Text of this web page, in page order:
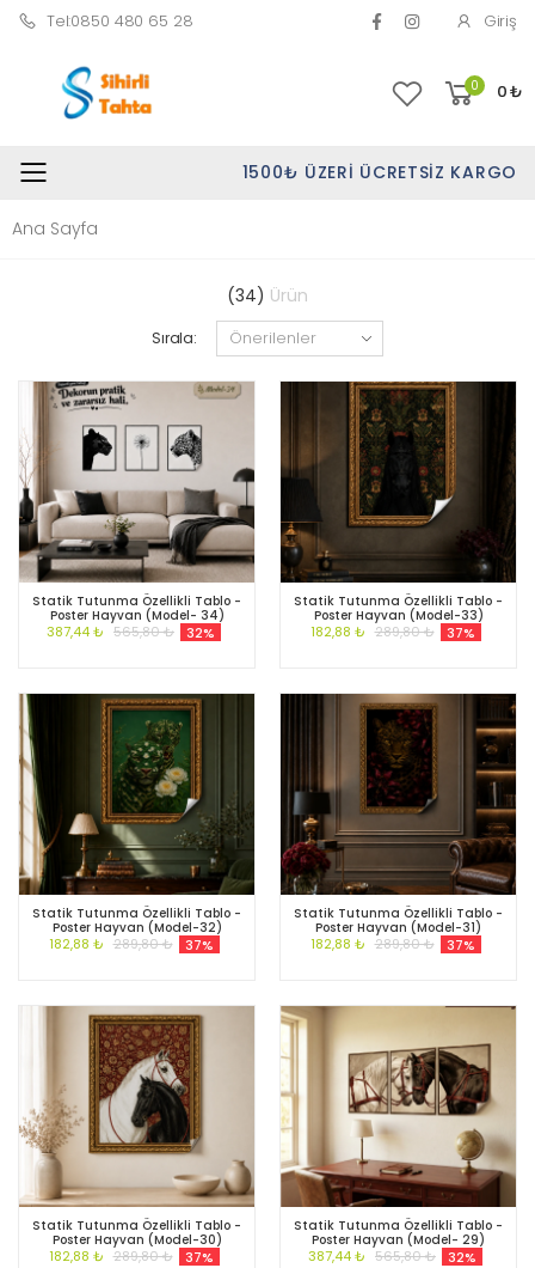
Tel:0850 480 65 28 Giriş
0 0₺
Toggle mobile menu1500₺ ÜZERI ÜCRETSIZ KARGO
Ana Sayfa
(34) Ürün
Sırala:
Statik Tutunma Özellikli Tablo -
Poster Hayvan (Model- 34)
387,44 ₺ 565,80 ₺ 32%
Statik Tutunma Özellikli Tablo -
Poster Hayvan (Model-33)
182,88 ₺ 289,80 ₺ 37%
Statik Tutunma Özellikli Tablo -
Poster Hayvan (Model-32)
182,88 ₺ 289,80 ₺ 37%
Statik Tutunma Özellikli Tablo -
Poster Hayvan (Model-31)
182,88 ₺ 289,80 ₺ 37%
Statik Tutunma Özellikli Tablo -
Poster Hayvan (Model-30)
182,88 ₺ 289,80 ₺ 37%
Statik Tutunma Özellikli Tablo -
Poster Hayvan (Model- 29)
387,44 ₺ 565,80 ₺ 32%